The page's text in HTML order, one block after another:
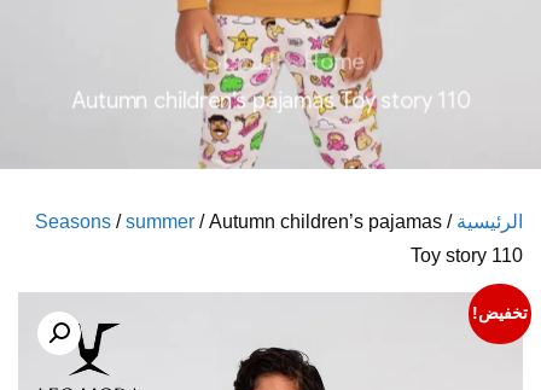
Home المنتجات
Autumn children’s pajamas Toy story 110
الرئيسية /
Seasons /summer / Autumn children’s pajamas
Toy story 110
تخفيض!